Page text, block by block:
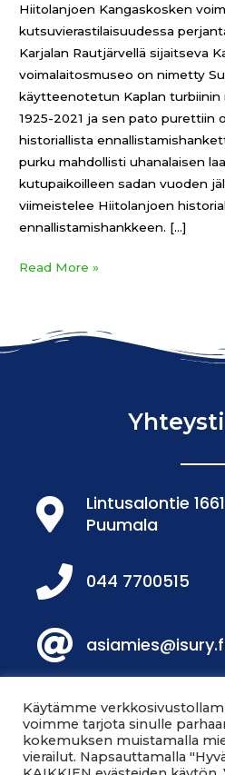
Hiitolanjoen Kangaskosken
kutsuvierastilaisuudessa
Karjalan Rautjärvellä sijaitseva
voimalaitosmuseo on nimetty
käytteenotetun Kaplan turbiinin
1925-2021 ja sen pato purettiin
historiallista
purku mahdollisti uhanalaisen
kutupaikoilleen sadan vuoden
viimeistelee Hiitolanjoen
ennallistamishankkeen. […]
Read More »
Lintusalontie
Puumala
044 7700515
Löydät meidät
Löydät meidät
Käytämme
voimme tarjota sinulle
kokemuksen muistamalla
vierailut. Napsauttamalla